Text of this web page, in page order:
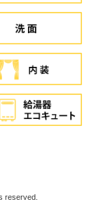
reserved.